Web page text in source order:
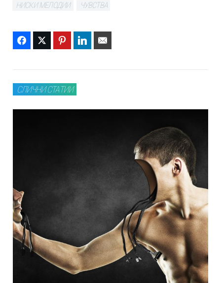
НИСКИ МЕЛОДИИ
ЧУВСТВА
FacebookTwitter PinterestLinkedIn
СЛИЧНИ СТАТИИ